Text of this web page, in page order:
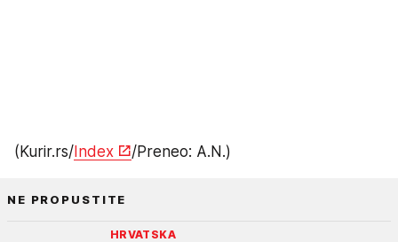
(Kurir.rs/Index /Preneo: A.N.)
NE PROPUSTITE
HRVATSKA